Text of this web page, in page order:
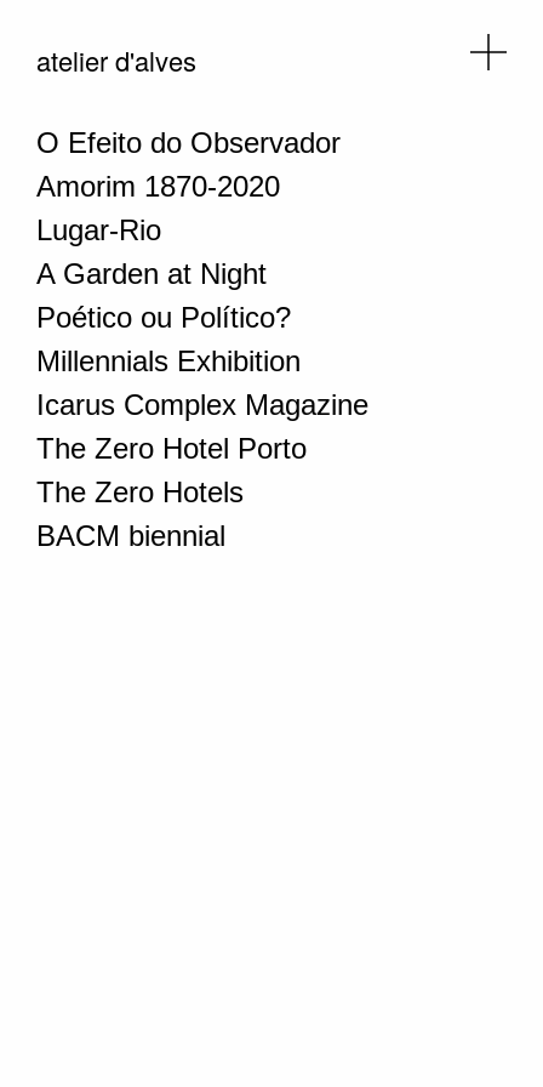
atelier d'alves
O Efeito do Observador
Amorim 1870-2020
Lugar-Rio
A Garden at Night
Poético ou Político?
Millennials Exhibition
Icarus Complex Magazine
The Zero Hotel Porto
The Zero Hotels
BACM biennial